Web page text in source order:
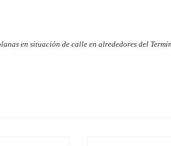
en situación de calle en alrededores del